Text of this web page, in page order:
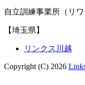
自立訓練事業所（リワ
【埼玉県】
リンクス川越
Copyright (C) 2026